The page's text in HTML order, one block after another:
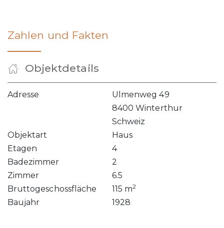
Zahlen und Fakten
Objektdetails
Adresse
Ulmenweg 49
8400 Winterthur
Schweiz
Objektart
Haus
Etagen
4
Badezimmer
2
Zimmer
6.5
Bruttogeschossfläche
115 m2
Baujahr 1928